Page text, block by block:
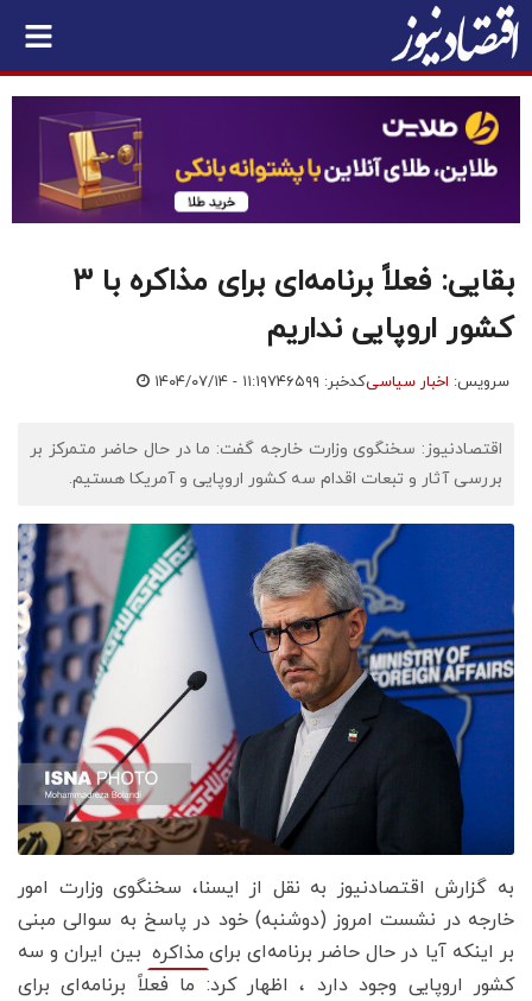
بقایی: فعلاً برنامه‌ای برای مذاکره با ۳
کشور اروپایی نداریم
سرویس: اخبار سیاسیکدخبر: ۷۴۶۵۹۹ ۱۴۰۴/۰۷/۱۴ - ۱۱:۱۹
اقتصادنیوز: سخنگوی وزارت خارجه گفت: ما در حال حاضر متمرکز بر
بررسی آثار و تبعات اقدام سه کشور اروپایی و آمریکا هستیم.
به گزارش اقتصادنیوز به نقل از ایسنا، سخنگوی وزارت امور
خارجه در نشست امروز (دوشنبه) خود در پاسخ به سوالی مبنی
بر اینکه آیا در حال حاضر برنامه‌ای برای مذاکره بین ایران و سه
کشور اروپایی وجود دارد ، اظهار کرد: ما فعلاً برنامه‌ای برای